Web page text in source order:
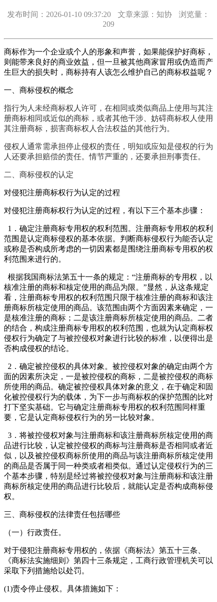
发布时间：2026-01-10 09:37:20 文章来源：知协
浏览量：
209
商标作为一个企业或个人的形象和声誉，如果能保护好商标，
则能带来良好的商业效益，但一旦被其他商家冒用或伪造而产
生巨大的损失时，商标持有人该怎么维护自己的商标权益呢？
一、商标侵权的概念
指行为人未经商标权人许可，在相同或类似商品上使用与其注
册商标相同或近似的商标，或者其他干涉、妨碍商标权人使用
其注册商标，损害商标权人合法权益的其他行为。
侵权人通常需承担停止侵权的责任，明知或应知是侵权的行为
人还要承担赔偿的责任。情节严重的，还要承担刑事责任。
二、商标侵权的认定
对侵犯注册商标权行为认定的过程
对侵犯注册商标权行为认定的过程，有以下三个基本步骤：
1．确定注册商标专用权的权利范围。注册商标专用权的权利
范围是认定商标侵权的基本依据。判断商标侵权行为能否认定
或称是否构成所考虑的一切因素都是围绕注册商标专用权的权
利范围来进行的。
根据我国商标法第五十一条的规定：“注册商标的专用权，以
核准注册的商标和核定使用的商品为限。”显然，从这条规定
看，注册商标专用权的权利范围只限于核准注册的商标和该注
册商标所核定使用的商品。该范围由两个方面因素来确定，一
是核准注册的商标；二是该注册商标所核定使用的商品。二者
的结合，构成注册商标专用权的权利范围，也就为认定商标权
侵权行为确定了与被控侵权对象进行比较的标准，以便得出是
否构成侵权的结论。
2．确定被控侵权的具体对象。被控侵权对象的确定由两个方
面的因素所决定，一是被控侵权的商标，二是被控侵权的商标
所使用的商品。确定被控侵权具体对象的意义，在于确定和固
化被控侵权行为的载体，为下一步与商标权的保护范围的比对
打下坚实基础。它与确定注册商标专用权的权利范围同样重
要，它是认定商标侵权行为的另一比较对象。
3．将被控侵权对象与注册商标和该注册商标所核定使用的商
品进行比较，认定被控侵权的商标与注册商标是否相同或者近
似，以及被控侵权商标所使用的商品与该注册商标所核定使用
的商品是否属于同一种类或者相类似。通过认定侵权行为的三
个基本步骤，特别是经过将被控侵权对象与注册商标和该注册
商标所核定使用的商品进行比较后，就能认定是否构成商标侵
权。
三、商标侵权的法律责任包括哪些
（一）行政责任。
对于侵犯注册商标专用权的，依据《商标法》第五十三条、
《商标法实施细则》第四十三条规定，工商行政管理机关可以
采取下列措施给以处罚。
(1)责令停止侵权。具体措施如下：